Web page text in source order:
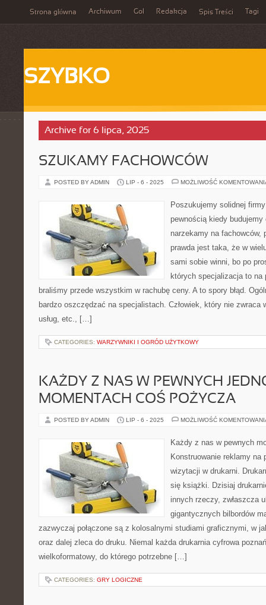
Strona główna Archiwum Gol Redakcja Spis Treści Tagi
SZYBKO
Archive for 6 lipca, 2025
SZUKAMY FACHOWCÓW
POSTED BY ADMIN LIP - 6 - 2025 MOŻLIWOŚĆ
Poszukujemy solidnej
pewnością kiedy
narzekamy na fachowców,
prawda jest taka, że w
sami sobie winni, bo po
których specjalizacja to na
braliśmy przede wszystkim w rachubę ceny. A to spory błąd.
bardzo oszczędzać na specjalistach. Człowiek, który nie zwraca
usług, etc., […]
CATEGORIES: WARZYWNIKI I OGRÓD UŻYTKOWY
KAŻDY Z NAS W PEWNYCH
MOMENTACH COŚ POŻYCZA
POSTED BY ADMIN LIP - 6 - 2025 MOŻLIWOŚĆ
Każdy z nas w pewnych
Konstruowanie reklamy na
wizytacji w drukarni.
się książki. Dzisiaj
innych rzeczy, zwłaszcza
gigantycznych bilbordów
zazwyczaj połączone są z kolosalnymi studiami graficznymi, w
oraz dalej zleca do druku. Niemal każda drukarnia cyfrowa
wielkoformatowy, do którego potrzebne […]
CATEGORIES: GRY LOGICZNE